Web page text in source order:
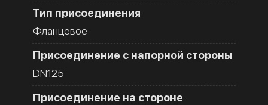
Тип присоединения
Фланцевое
Присоединение с напорной стороны
DN125
Присоединение на стороне